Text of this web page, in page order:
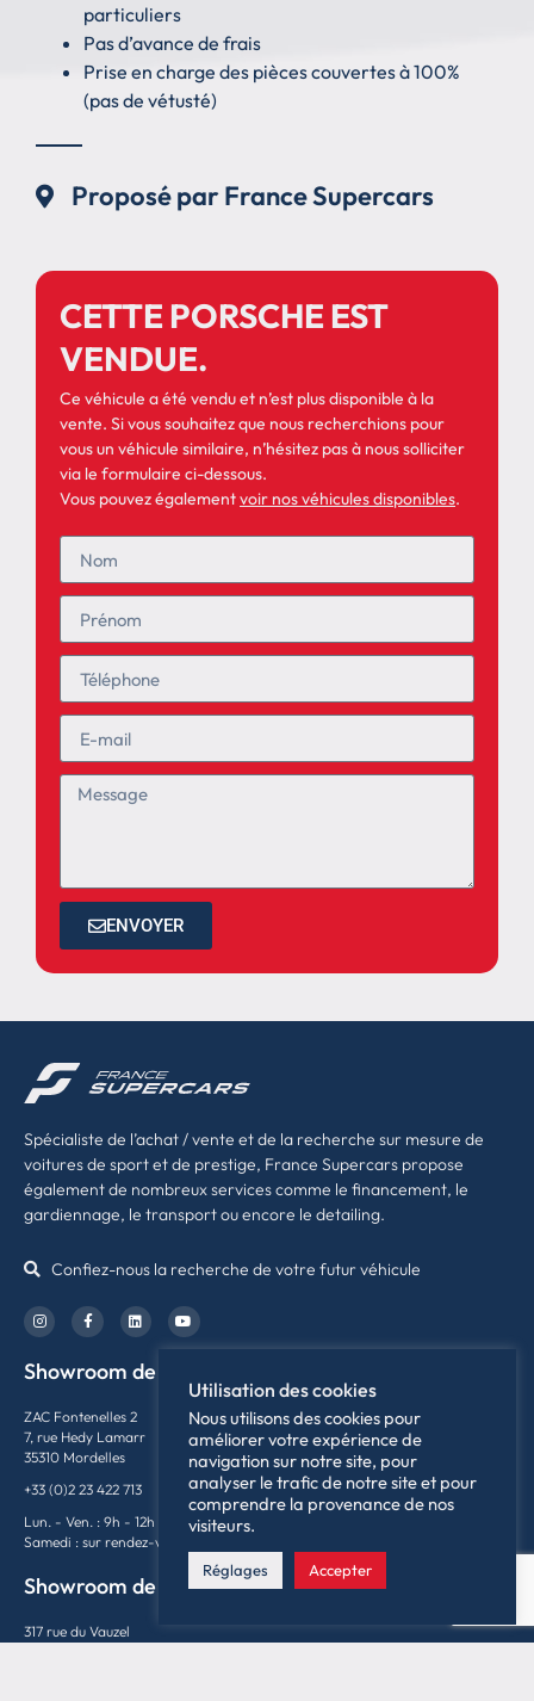
particuliers
Pas d’avance de frais
Prise en charge des pièces couvertes à 100%
(pas de vétusté)
Proposé par France Supercars
CETTE PORSCHE EST
VENDUE.
Ce véhicule a été vendu et n’est plus disponible à la
vente. Si vous souhaitez que nous recherchions pour
vous un véhicule similaire, n’hésitez pas à nous solliciter
via le formulaire ci-dessous.
Vous pouvez égalementvoir nos véhicules disponibles.
ENVOYER
Spécialiste de l’achat / vente et de la recherche sur mesure de
voitures de sport et de prestige, France Supercars propose
également de nombreux services comme le financement, le
gardiennage, le transport ou encore le detailing.
Confiez-nous la recherche de votre futur véhicule
Showroom de Rennes
ZAC Fontenelles 2
7, rue Hedy Lamarr
35310 Mordelles
+33 (0)2 23 422 713
Lun. - Ven. : 9h - 12h / 14h - 19h
Samedi : sur rendez-vous
Showroom de Lyon
317 rue du Vauzel
Utilisation des cookies
Nous utilisons des cookies pour
améliorer votre expérience de
navigation sur notre site, pour
analyser le trafic de notre site et pour
comprendre la provenance de nos
visiteurs.
Réglages Accepter